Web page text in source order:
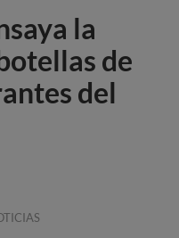
la
de
del